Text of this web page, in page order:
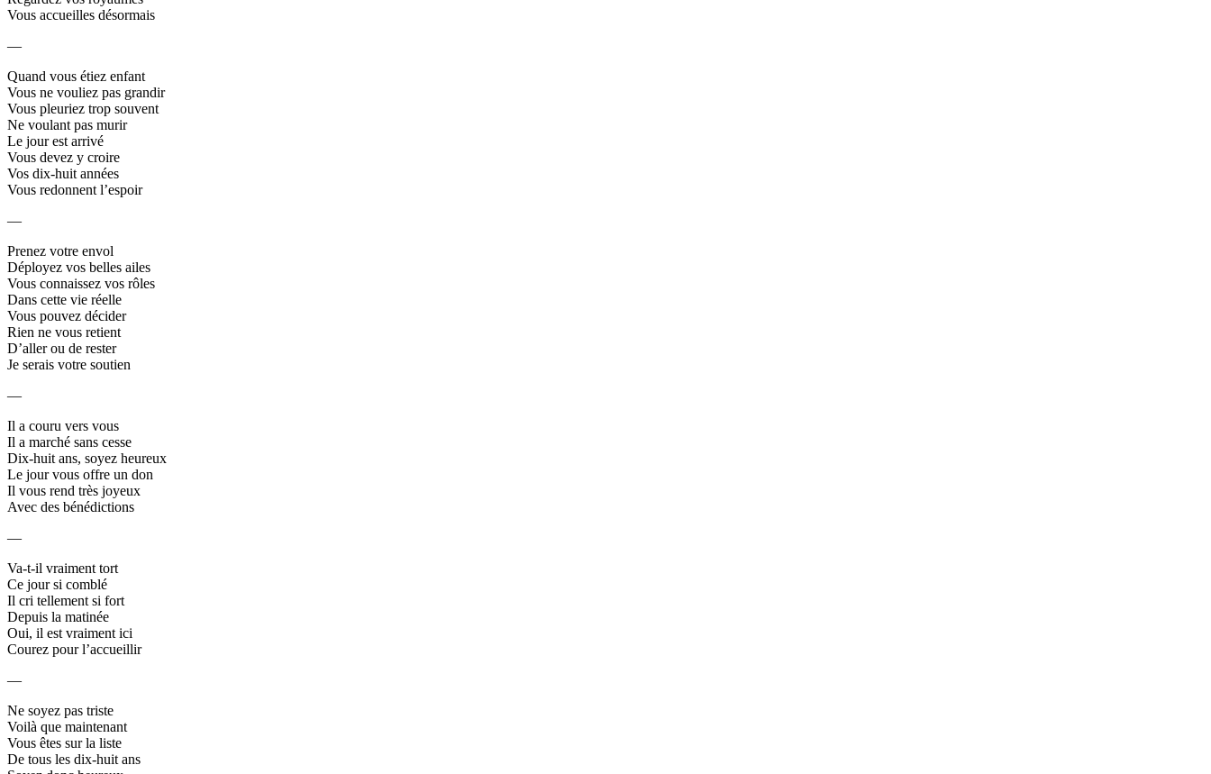
Vous accueilles désormais
—
Quand vous étiez enfant
Vous ne vouliez pas grandir
Vous pleuriez trop souvent
Ne voulant pas murir
Le jour est arrivé
Vous devez y croire
Vos dix-huit années
Vous redonnent l’espoir
—
Prenez votre envol
Déployez vos belles ailes
Vous connaissez vos rôles
Dans cette vie réelle
Vous pouvez décider
Rien ne vous retient
D’aller ou de rester
Je serais votre soutien
—
Il a couru vers vous
Il a marché sans cesse
Dix-huit ans, soyez heureux
Le jour vous offre un don
Il vous rend très joyeux
Avec des bénédictions
—
Va-t-il vraiment tort
Ce jour si comblé
Il cri tellement si fort
Depuis la matinée
Oui, il est vraiment ici
Courez pour l’accueillir
—
Ne soyez pas triste
Voilà que maintenant
Vous êtes sur la liste
De tous les dix-huit ans